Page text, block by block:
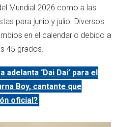
Mundial 2026 como a las
para junio y julio. Diversos
en el calendario debido a
45 grados.
adelanta ‘Dai Dai’ para el
Boy, cantante que
oficial?